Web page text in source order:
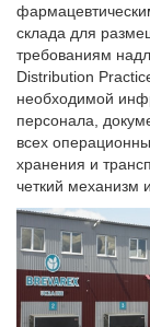
склада для
требованиям
Distribution
необходимой
персонала,
всех
хранения и
четкий механизм